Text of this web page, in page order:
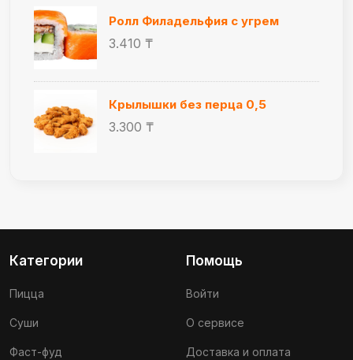
Ролл Филадельфия с угрем
3.410 ₸
Крылышки без перца 0,5
3.300 ₸
Категории
Пицца
Суши
Фаст-фуд
Помощь
Войти
О сервисе
Доставка и оплата